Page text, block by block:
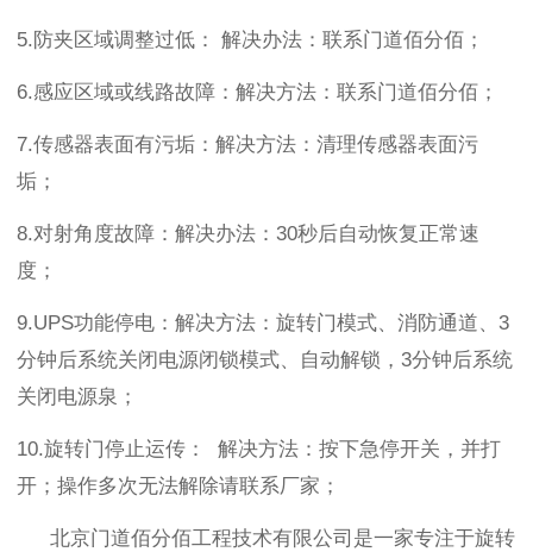
5.防夹区域调整过低： 解决办法：联系门道佰分佰；
6.感应区域或线路故障：解决方法：联系门道佰分佰；
7.传感器表面有污垢：解决方法： 清理传感器表面污
垢；
8.对射角度故障：解决办法： 30秒后自动恢复正常速
度；
9.UPS功能停电：解决方法：旋转门模式、消防通道、 3
分钟后系统关闭电源闭锁模式、自动解锁， 3分钟后系统
关闭电源泉；
10.旋转门停止运传：
解决方法：按下急停开关，并打
开；操作多次无法解除请联系厂家；
北京门道佰分佰工程技术有限公司是一家专注于旋转